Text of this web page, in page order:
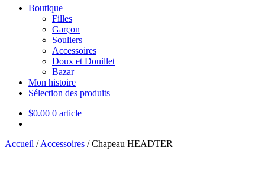
Boutique
Filles
Garçon
Souliers
Accessoires
Doux et Douillet
Bazar
Mon histoire
Sélection des produits
$0.00 0 article
Accueil /Accessoires /Chapeau HEADTER